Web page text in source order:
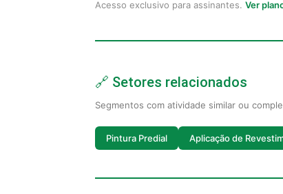
Acesso exclusivo para assinantes. Ver
🔗 Setores relacionados
Segmentos com atividade similar ou
Pintura Predial Aplicação de